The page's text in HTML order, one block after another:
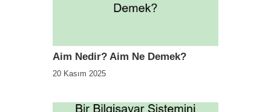
Aim Nedir? Aim Ne Demek?
20 Kasım 2025